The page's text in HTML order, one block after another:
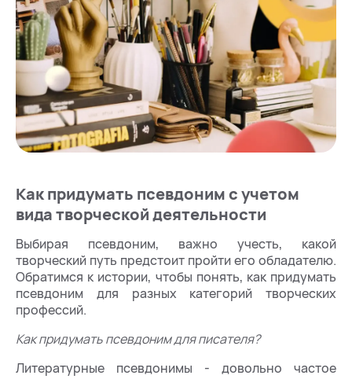
Как придумать псевдоним с учетом
вида творческой деятельности
Выбирая псевдоним, важно учесть, какой
творческий путь предстоит пройти его обладателю.
Обратимся к истории, чтобы понять, как придумать
псевдоним для разных категорий творческих
профессий.
Как придумать псевдоним для писателя?
Литературные псевдонимы - довольно частое